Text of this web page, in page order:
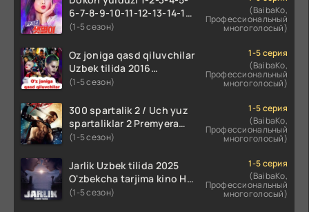
6-7-8-9-10-11-12-13-14-15-
16-17 Qism Uzbek tilida
qismlari o'zbek tilida
(1-5 сезон)
(BaibaKo,
Профессиональный
многоголосый)
Oz joniga qasd qiluvchilar
Uzbek tilida 2016
O'zbekcha tarjima kino
(1-5 сезон)
1-5 серия
(BaibaKo,
Профессиональный
многоголосый)
300 spartalik 2 / Uch yuz
spartaliklar 2 Premyera
Uzbek tilida 2013
skachat
(1-5 сезон)
1-5 серия
(BaibaKo,
Профессиональный
многоголосый)
Jarlik Uzbek tilida 2025
O'zbekcha tarjima kino HD
skachat
(1-5 сезон)
1-5 серия
(BaibaKo,
Профессиональный
многоголосый)